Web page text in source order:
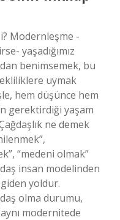
Modernleşme -
yaşadığımız
benimsemek, bu
uymak
hem düşünce hem
gerektirdiği yaşam
ne demek
“medeni olmak”
insan modelinden
yoldur.
olma durumu,
modernitede